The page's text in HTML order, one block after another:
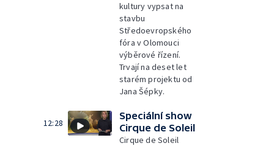
kultury vypsat na
stavbu
Středoevropského
fóra v Olomouci
výběrové řízení.
Trvají na deset let
starém projektu od
Jana Šépky.
12:28
Speciální show
Cirque de Soleil
Cirque de Soleil